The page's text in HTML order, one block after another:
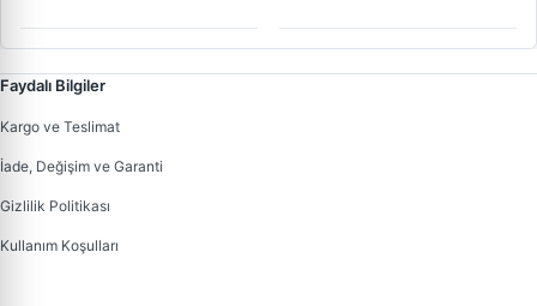
Faydalı Bilgiler
Kargo ve Teslimat
İade, Değişim ve Garanti
Gizlilik Politikası
Kullanım Koşulları